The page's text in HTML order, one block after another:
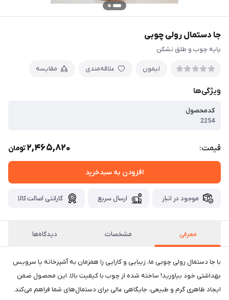
جا دستمال رولی چوبی
پایه چوب و طلق نشکن
لیمون علاقه‌مندی مقایسه
ویژگی‌ها
کدمحصول
2254
قیمت: 2,465,820تومان
افزودن به سبدخرید
موجود در انبار ارسال سریع گارانتی اصالت کالا
معرفی مشخصات دیدگاه‌ها
با جا دستمال رولی چوبی ما، زیبایی و کارایی را همزمان به آشپزخانه یا سرویس
بهداشتی خود بیاورید! ساخته شده از چوب با کیفیت بالا، این محصول ضمن
ایجاد ظاهری گرم و طبیعی، جایگاهی عالی برای دستمال‌های شما فراهم می‌کند.